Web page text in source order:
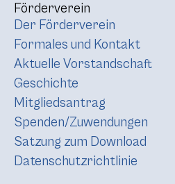
Förderverein
Der Förderverein
Formales und Kontakt
Aktuelle Vorstandschaft
Geschichte
Mitgliedsantrag
Spenden/Zuwendungen
Satzung zum Download
Datenschutzrichtlinie